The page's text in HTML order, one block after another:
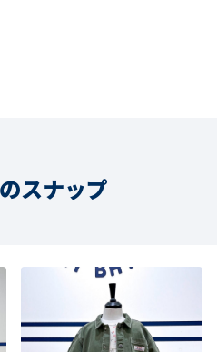
スナップ